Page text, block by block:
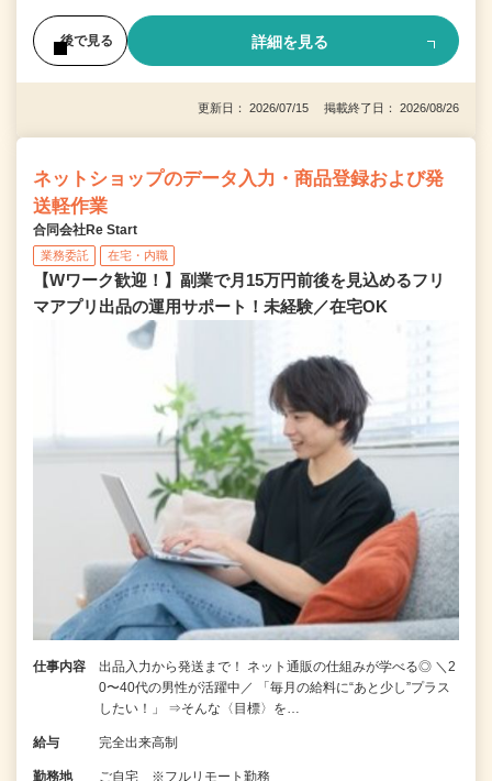
後で見る 詳細を見る
更新日： 2026/07/15 掲載終了日： 2026/08/26
ネットショップのデータ入力・商品登録および発
送軽作業
合同会社Re Start
業務委託 在宅・内職
【Wワーク歓迎！】副業で月15万円前後を見込めるフリ
マアプリ出品の運用サポート！未経験／在宅OK
仕事内容
出品入力から発送まで！ ネット通販の仕組みが学べる◎ ＼2
0〜40代の男性が活躍中／ 「毎月の給料に“あと少し”プラス
したい！」 ⇒そんな〈目標〉を…
給与 完全出来高制
勤務地 ご自宅 ※フルリモート勤務